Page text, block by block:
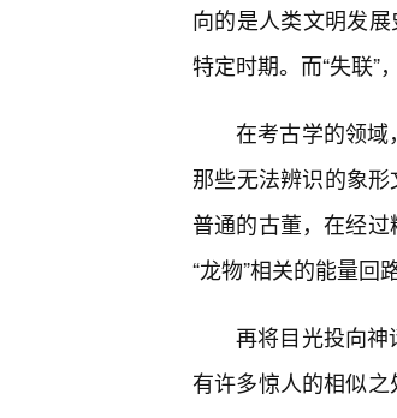
向的是人类文明发
特定时期。而“失联”
在考古学的领域
那些无法辨识的象
普通的古董，在经
“龙物”相关的能量回
再将目光投向
有许多惊人的相似